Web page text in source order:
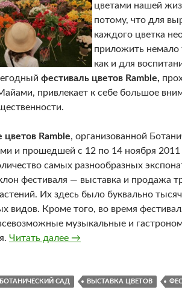
цветами нашей
потому, что для
каждого цветка
приложить немало
как и для
фестиваль цветов Ramble,
привлекает к себе большое
цветов Ramble, организованной
и прошедшей с 12 по 14 ноября 2011
самых разнообразных
фестиваля — выставка и продажа
Их здесь было буквально
видов. Кроме того, во время
музыкальные и
Читать далее В Майами прошел
→
БОТАНИЧЕСКИЙ САД ВЫСТАВКА ЦВЕТОВ